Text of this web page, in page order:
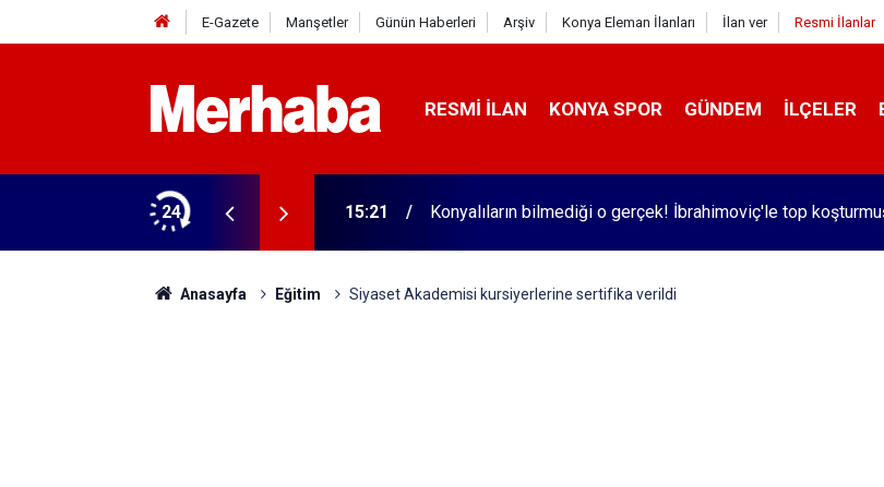
E-Gazete Manşetler Günün Haberleri Arşiv Konya Eleman İlanları İlan ver Resmi İlanlar
RESMI İLAN KONYA SPOR GÜNDEM İLÇELER
24 15:21 Konyalıların bilmediği o gerçek! İbrahimoviç'le top
Anasayfa Eğitim Siyaset Akademisi kursiyerlerine sertifika verildi